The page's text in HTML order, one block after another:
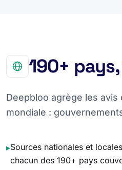
190+
Deepbloo agrège les
mondiale :
▸Sources nationales et
chacun des 190+ pays